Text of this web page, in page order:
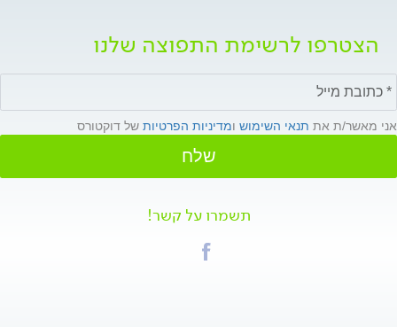
הצטרפו לרשימת התפוצה שלנו
אני מאשר/ת את תנאי השימוש ומדיניות הפרטיות של דוקטורס
שלח
תשמרו על קשר!